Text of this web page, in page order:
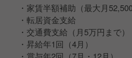
・家賃半額補助（最大月52,500
・転居資金支給
・交通費支給（月5万円まで）
・昇給年1回（4月）